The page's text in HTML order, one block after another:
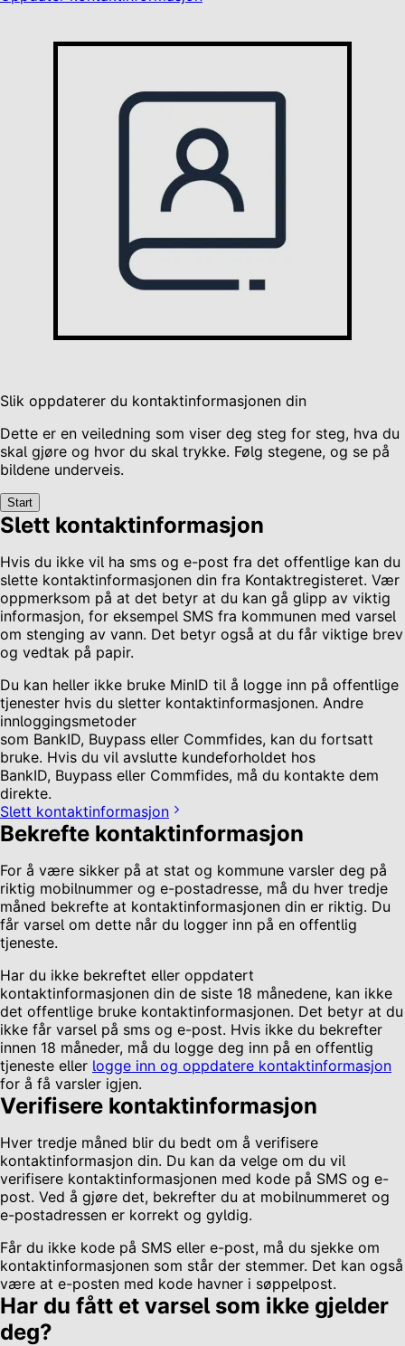
Slik oppdaterer du kontaktinformasjonen din
Dette er en veiledning som viser deg steg for steg, hva du
skal gjøre og hvor du skal trykke. Følg stegene, og se på
bildene underveis.
Start
Slett kontaktinformasjon
Hvis du ikke vil ha sms og e-post fra det offentlige kan du
slette kontaktinformasjonen din fra Kontaktregisteret. Vær
oppmerksom på at det betyr at du kan gå glipp av viktig
informasjon, for eksempel SMS fra kommunen med varsel
om stenging av vann. Det betyr også at du får viktige brev
og vedtak på papir.
Du kan heller ikke bruke MinID til å logge inn på offentlige
tjenester hvis du sletter kontaktinformasjonen. Andre
innloggingsmetoder
som BankID, Buypass eller Commfides, kan du fortsatt
bruke. Hvis du vil avslutte kundeforholdet hos
BankID, Buypass eller Commfides, må du kontakte dem
direkte.
Slett kontaktinformasjon
Bekrefte kontaktinformasjon
For å være sikker på at stat og kommune varsler deg på
riktig mobilnummer og e-postadresse, må du hver tredje
måned bekrefte at kontaktinformasjonen din er riktig. Du
får varsel om dette når du logger inn på en offentlig
tjeneste.
Har du ikke bekreftet eller oppdatert
kontaktinformasjonen din de siste 18 månedene, kan ikke
det offentlige bruke kontaktinformasjonen. Det betyr at du
ikke får varsel på sms og e-post. Hvis ikke du bekrefter
innen 18 måneder, må du logge deg inn på en offentlig
tjeneste eller logge inn og oppdatere kontaktinformasjon
for å få varsler igjen.
Verifisere kontaktinformasjon
Hver tredje måned blir du bedt om å verifisere
kontaktinformasjon din. Du kan da velge om du vil
verifisere kontaktinformasjonen med kode på SMS og e-
post. Ved å gjøre det, bekrefter du at mobilnummeret og
e-postadressen er korrekt og gyldig.
Får du ikke kode på SMS eller e-post, må du sjekke om
kontaktinformasjonen som står der stemmer. Det kan også
være at e-posten med kode havner i søppelpost.
Har du fått et varsel som ikke gjelder
deg?